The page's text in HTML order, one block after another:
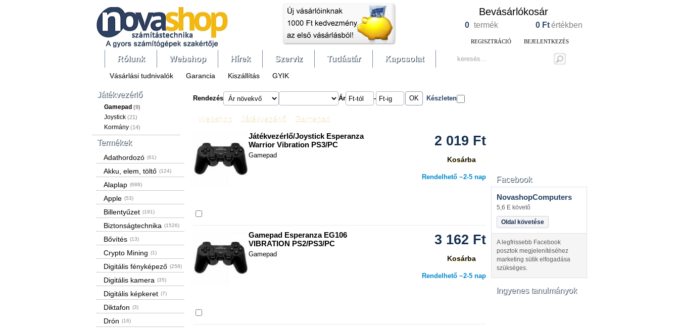
Bevásárlókosár
0 termék 0 Ftértékben
REGISZTRÁCIÓ BEJELENTKEZÉS
Rólunk Webshop Hírek Szerviz Tudástár Kapcsolat
Vásárlási tudnivalók Garancia Kiszállítás GYIK
Játékvezérlő
Gamepad (9)
Joystick (21)
Kormány (14)
Termékek
Adathordozó (61)
Akku, elem, töltő (124)
Alaplap (688)
Apple (53)
Billentyűzet (191)
Biztonságtechnika (1526)
Bővítés (13)
Crypto Mining (1)
Digitális fényképező (258)
Digitális kamera (35)
Digitális képkeret (7)
Diktafon (3)
Drón (16)
Rendezés Ár - Készleten
Webshop Játékvezérlő Gamepad
Játékvezérlő/Joystick Esperanza
Warrior Vibration PS3/PC
Gamepad
2 019 Ft
Kosárba
Rendelhető ~2-5 nap
Gamepad Esperanza EG106
VIBRATION PS2/PS3/PC
Gamepad
3 162 Ft
Kosárba
Rendelhető ~2-5 nap
Facebook
NovashopComputers
5,6 E követő
Oldal követése
A legfrissebb Facebook
posztok megjelenítéséhez
marketing sütik elfogadása
szükséges.
Ingyenes tanulmányok